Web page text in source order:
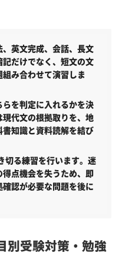
も立正大学法学部に合
高校の立正大学法学部
学法学部合格に向けた
英文完成、会話、長文
だけでなく、短文の文
み合わせて演習しま
を判定に入れるかを決
代文の根拠取りを、地
知識と資料読解を結び
切る練習を行います。迷
点機会を失うため、即
認が必要な問題を後に
別受験対策・勉強